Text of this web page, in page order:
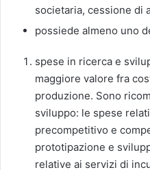
societaria, cessione di
possiede almeno uno
spese in ricerca e
maggiore valore fra
produzione. Sono
sviluppo: le spese
precompetitivo e
prototipazione e
relative ai servizi di